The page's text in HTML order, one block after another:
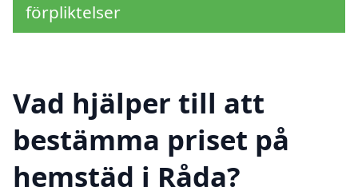
förpliktelser
Vad hjälper till att
bestämma priset på
hemstäd i Råda?